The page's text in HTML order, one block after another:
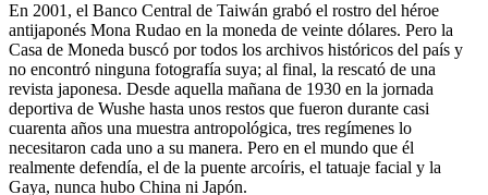
En 2001, el Banco Central de Taiwán grabó el rostro del héroe
antijaponés Mona Rudao en la moneda de veinte dólares. Pero la
Casa de Moneda buscó por todos los archivos históricos del país y
no encontró ninguna fotografía suya; al final, la rescató de una
revista japonesa. Desde aquella mañana de 1930 en la jornada
deportiva de Wushe hasta unos restos que fueron durante casi
cuarenta años una muestra antropológica, tres regímenes lo
necesitaron cada uno a su manera. Pero en el mundo que él
realmente defendía, el de la puente arcoíris, el tatuaje facial y la
Gaya, nunca hubo China ni Japón.